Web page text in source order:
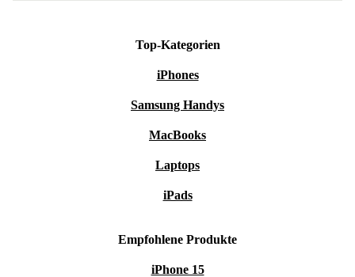
Top-Kategorien
iPhones
Samsung Handys
MacBooks
Laptops
iPads
Empfohlene Produkte
iPhone 15